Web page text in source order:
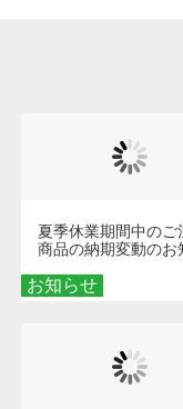
お知らせ
夏季休業期間中のご
商品の納期変動のお